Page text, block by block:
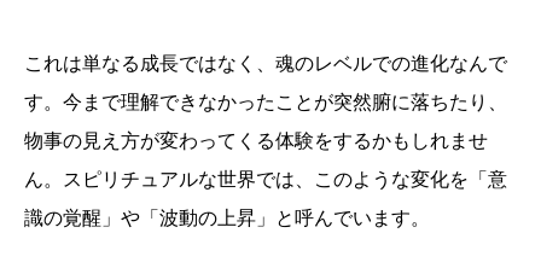
これは単なる成長ではなく、魂のレベルでの進化なんで
す。今まで理解できなかったことが突然腑に落ちたり、
物事の見え方が変わってくる体験をするかもしれませ
ん。スピリチュアルな世界では、このような変化を「意
識の覚醒」や「波動の上昇」と呼んでいます。